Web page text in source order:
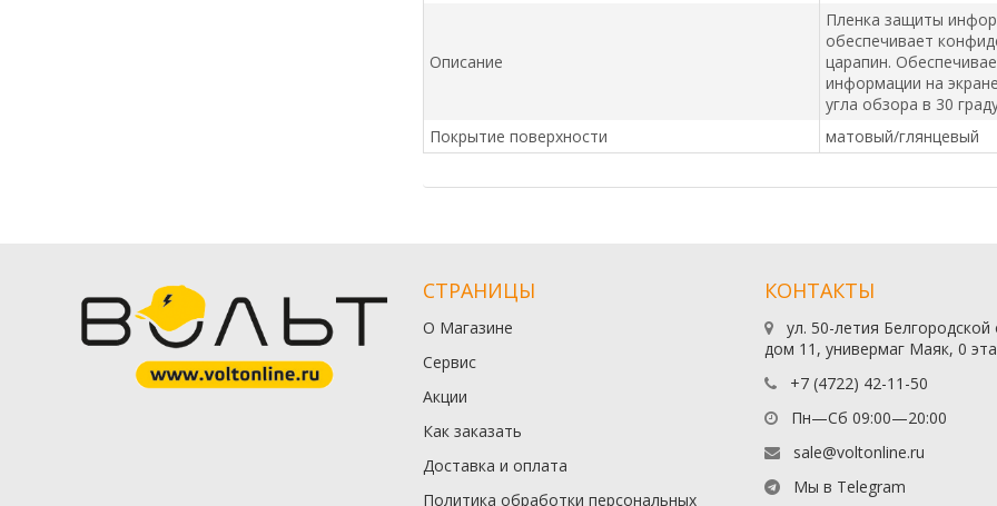
Описание
Пленка защиты
обеспечивает
царапин.
информации на
угла обзора в 30
Покрытие поверхности
матовый/глянцевый
СТРАНИЦЫ
О Магазине
Сервис
Акции
Как заказать
Доставка и оплата
Политика обработки персональных
КОНТАКТЫ
ул. 50-летия Белгородской
дом 11, универмаг Маяк, 0
+7 (4722) 42-11-50
Пн—Сб 09:00—20:00
sale@voltonline.ru
Мы в Telegram